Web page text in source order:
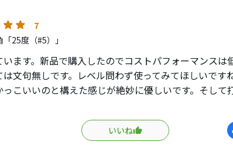
7
「25度（#5）」
ます。新品で購入したのでコストパフォーマンスは
文句無しです。レベル問わず使ってみてほしいですね
っこいいのと構えた感じが絶妙に優しいです。そして
。アスリート系のシュッとしたアイアンが使いたいが
作性にも妥協したくないというあらゆる要望に応えて
行の05TPはこれよりボテッとした見た目ですし、性能
いいね